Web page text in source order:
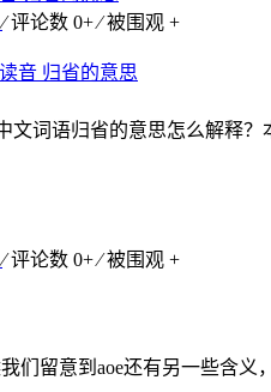
⁄ 评论数 0+ ⁄ 被围观 +
文词语归省的意思怎么解释
⁄ 评论数 0+ ⁄ 被围观 +
们留意到aoe还有另一些含